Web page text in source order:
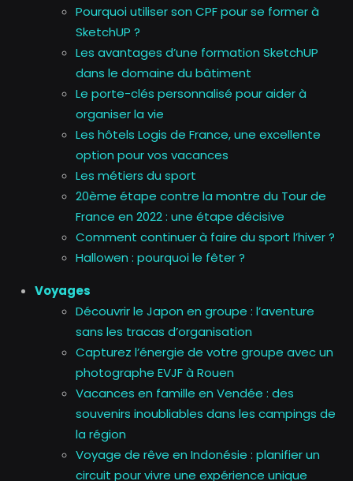
Pourquoi utiliser son CPF pour se former à
SketchUP ?
Les avantages d’une formation SketchUP
dans le domaine du bâtiment
Le porte-clés personnalisé pour aider à
organiser la vie
Les hôtels Logis de France, une excellente
option pour vos vacances
Les métiers du sport
20ème étape contre la montre du Tour de
France en 2022 : une étape décisive
Comment continuer à faire du sport l’hiver ?
Hallowen : pourquoi le fêter ?
Voyages
Découvrir le Japon en groupe : l’aventure
sans les tracas d’organisation
Capturez l’énergie de votre groupe avec un
photographe EVJF à Rouen
Vacances en famille en Vendée : des
souvenirs inoubliables dans les campings de
la région
Voyage de rêve en Indonésie : planifier un
circuit pour vivre une expérience unique